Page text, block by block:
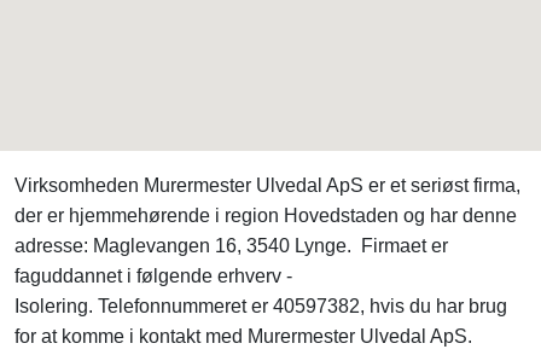
Virksomheden Murermester Ulvedal ApS er et seriøst firma,
der er hjemmehørende i region Hovedstaden og har denne
adresse: Maglevangen 16, 3540 Lynge. Firmaet er
faguddannet i følgende erhverv -
Isolering. Telefonnummeret er 40597382, hvis du har brug
for at komme i kontakt med Murermester Ulvedal ApS.